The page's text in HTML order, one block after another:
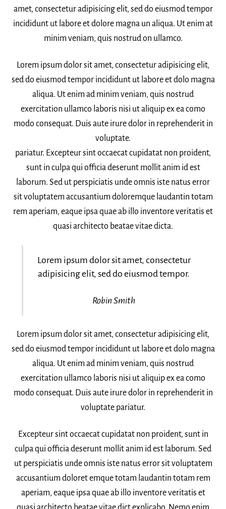
amet, consectetur adipisicing elit, sed do eiusmod tempor
incididunt ut labore et dolore magna un aliqua. Ut enim at
minim veniam, quis nostrud on ullamco.
Lorem ipsum dolor sit amet, consectetur adipisicing elit,
sed do eiusmod tempor incididunt ut labore et dolo magna
aliqua. Ut enim ad minim veniam, quis nostrud
exercitation ullamco laboris nisi ut aliquip ex ea como
modo consequat. Duis aute irure dolor in reprehenderit in
voluptate.
pariatur. Excepteur sint occaecat cupidatat non proident,
sunt in culpa qui officia deserunt mollit anim id est
laborum. Sed ut perspiciatis unde omnis iste natus error
sit voluptatem accusantium doloremque laudantin totam
rem aperiam, eaque ipsa quae ab illo inventore veritatis et
quasi architecto beatae vitae dicta.
Lorem ipsum dolor sit amet, consectetur
adipisicing elit, sed do eiusmod tempor.
Robin Smith
Lorem ipsum dolor sit amet, consectetur adipisicing elit,
sed do eiusmod tempor incididunt ut labore et dolo magna
aliqua. Ut enim ad minim veniam, quis nostrud
exercitation ullamco laboris nisi ut aliquip ex ea como
modo consequat. Duis aute irure dolor in reprehenderit in
voluptate pariatur.
Excepteur sint occaecat cupidatat non proident, sunt in
culpa qui officia deserunt mollit anim id est laborum. Sed
ut perspiciatis unde omnis iste natus error sit voluptatem
accusantium doloret emque totam laudantin totam rem
aperiam, eaque ipsa quae ab illo inventore veritatis et